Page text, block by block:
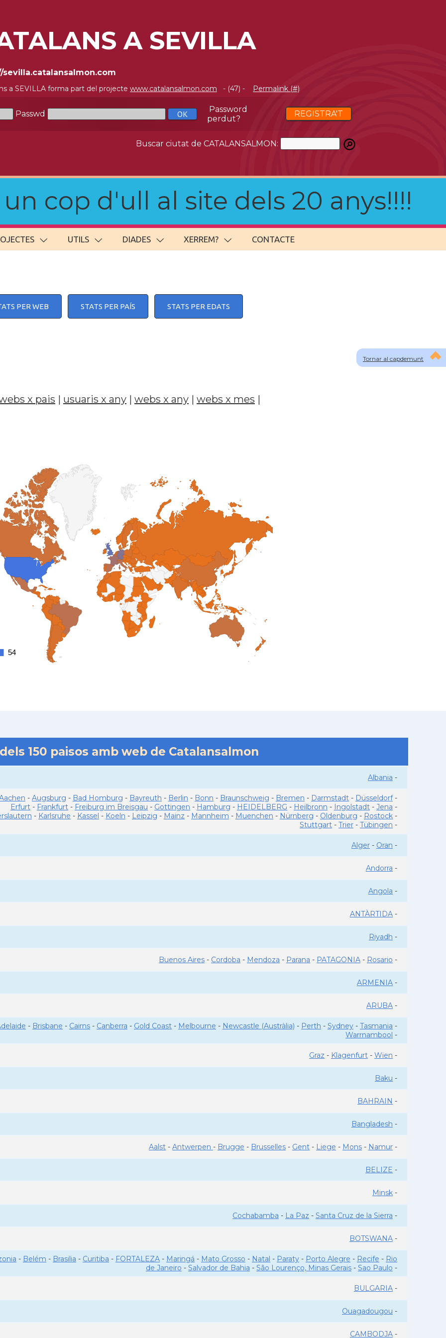
A SEVILLA
a SEVILLA forma part del projecte www.catalansalmon.com - (47) - Permalink (#)
Passwd
Password
perdut?
REGISTRA'T
Buscar ciutat de CATALANSALMON:
cop d'ull al site dels 20 anys!!!!
UTILS DIADES XERREM? CONTACTE
Tornar al capdemunt
PER WEB STATS PER PAÍS STATS PER EDATS
x pais | usuaris x any | webs x any | webs x mes |
54
54
150 paisos amb web de Catalansalmon
Albania -
- Augsburg - Bad Homburg - Bayreuth - Berlin - Bonn - Braunschweig - Bremen - Darmstadt - Düsseldorf-
Erfurt - Frankfurt - Freiburg im Breisgau - Gottingen - Hamburg - HEIDELBERG - Heilbronn - Ingolstadt - Jena -
- Karlsruhe - Kassel - Koeln - Leipzig - Mainz - Mannheim - Muenchen - Nürnberg - Oldenburg - Rostock -
Stuttgart - Trier - Tübingen -
Alger - Oran -
Andorra -
Angola -
ANTÀRTIDA -
Riyadh -
Buenos Aires - Cordoba - Mendoza - Parana - PATAGONIA - Rosario -
ARMENIA -
ARUBA -
- Brisbane - Cairns - Canberra - Gold Coast - Melbourne - Newcastle (Austràlia) - Perth - Sydney - Tasmania -
Warrnambool -
Graz - Klagenfurt - Wien -
Baku -
BAHRAIN -
Bangladesh -
Aalst - Antwerpen - Brugge - Brusselles - Gent - Liege - Mons - Namur -
BELIZE -
Minsk -
Cochabamba - La Paz - Santa Cruz de la Sierra -
BOTSWANA -
- Belém - Brasilia - Curitiba - FORTALEZA - Maringá - Mato Grosso - Natal - Paraty - Porto Alegre - Recife - Rio
de Janeiro - Salvador de Bahia - São Lourenço, Minas Gerais - Sao Paulo -
BULGARIA -
Ouagadougou -
CAMBODJA -